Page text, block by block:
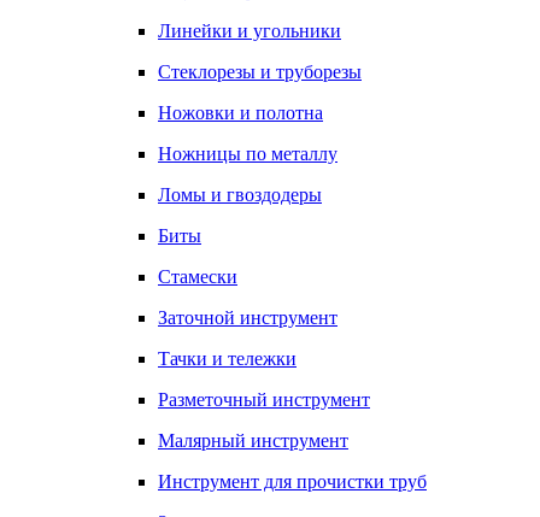
Линейки и угольники
Стеклорезы и труборезы
Ножовки и полотна
Ножницы по металлу
Ломы и гвоздодеры
Биты
Стамески
Заточной инструмент
Тачки и тележки
Разметочный инструмент
Малярный инструмент
Инструмент для прочистки труб